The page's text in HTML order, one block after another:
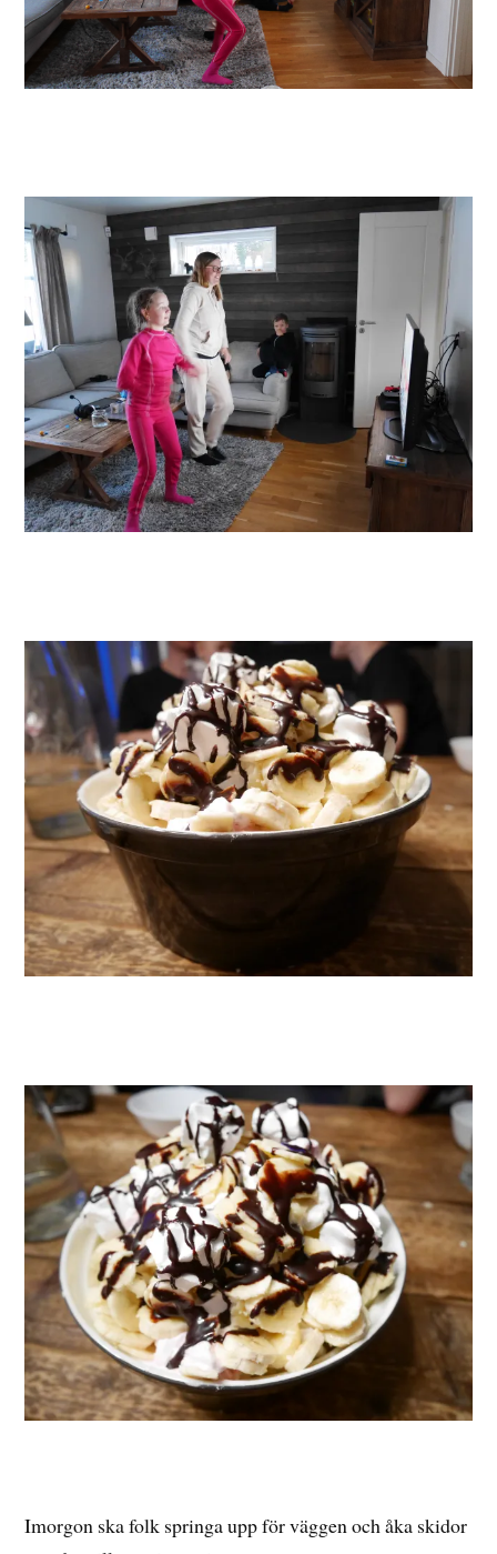
Imorgon ska folk springa upp för väggen och åka skidor